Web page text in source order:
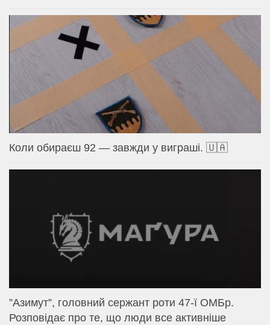
Коли обираєш 92 — завжди у виграші. 🇺🇦
⁨”Азимут”, головний сержант роти 47-ї ОМБр.
Розповідає про те, що люди все активніше